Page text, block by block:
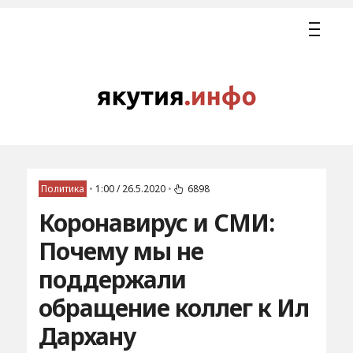
Политика • 1:00 / 26.5.2020 • 6898
Коронавирус и СМИ:
Почему мы не
поддержали
обращение коллег к Ил
Дархану